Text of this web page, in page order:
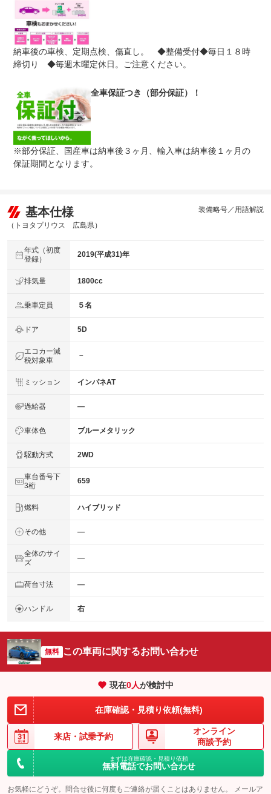
上限金額
車両本体価格
●期間内の修理回数に制限はありませんが、累積上限金額
は車両価格の５０％が上限です●対象部品の詳細は、別途
規約に定めるとおりとなります。
無し
て、１万円の免責金を申し受けます。●詳しくはスタッフ
までお問い合わせください。
保証修理
受付先
●当店までご連絡ください。ご遠方の方は当店で受付後、
お近くのガリバー店舗または修理工場のご案内をいたしま
すので、お気軽にお申し付けください。
法定整備
整備付 法定12ヶ月または法定24ヶ月点検整備付
※車検なし・車検整備付の場合は法定24ヶ月点検整備付
について
整備付法定２４ヶ月点検整備付※商用車は１２ヶ月点検整
備付
納車後の車検、定期点検、傷直し。 ◆整備受付◆毎日１８時
締切り ◆毎週木曜定休日。ご注意ください。
全車保証つき（部分保証）！
※部分保証、国産車は納車後３ヶ月、輸入車は納車後１ヶ月の
保証期間となります。
基本仕様
（トヨタプリウス 広島県）
装備略号／用語解説
年式（初度
登録）
2019(平成31)年
排気量 1800cc
乗車定員 ５名
ドア 5D
エコカー減
税対象車
－
ミッション インパネAT
過給器 ―
車体色 ブルーメタリック
駆動方式 2WD
車台番号下
3桁
659
燃料 ハイブリッド
その他 ―
全体のサイ
ズ
―
荷台寸法 ―
ハンドル 右
無料 この車両に関するお問い合わせ
現在0人が検討中
在庫確認・見積り依頼(無料)
来店・ 試乗予約
オンライン
商談予約
まずは在庫確認・見積り依頼
無料電話でお問い合わせ
お気軽にどうぞ。問合せ後に何度もご連絡が届くことはありません。 メールア